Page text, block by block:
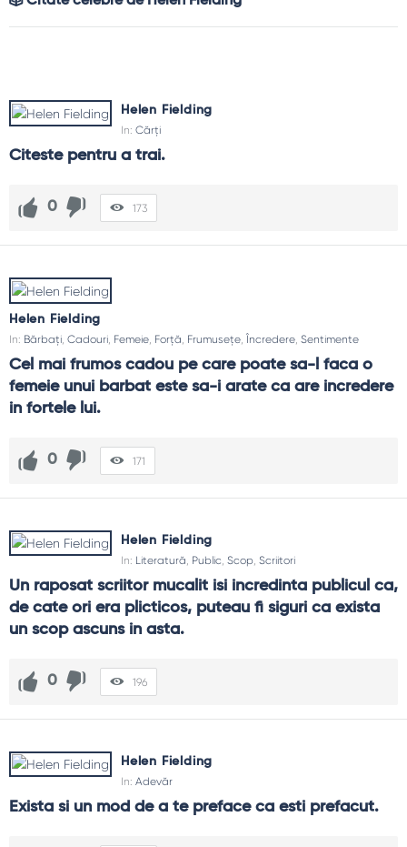
Helen Fielding
In: Cărți
Citeste pentru a trai.
0 173
Helen Fielding
In: Bărbați Cadouri Femeie Forță Frumusețe Încredere Sentimente
Cel mai frumos cadou pe care poate sa-l faca o
femeie unui barbat este sa-i arate ca are incredere
in fortele lui.
0 171
Helen Fielding
In: Literatură Public Scop Scriitori
Un raposat scriitor mucalit isi incredinta publicul ca,
de cate ori era plicticos, puteau fi siguri ca exista
un scop ascuns in asta.
0 196
Helen Fielding
In: Adevăr
Exista si un mod de a te preface ca esti prefacut.